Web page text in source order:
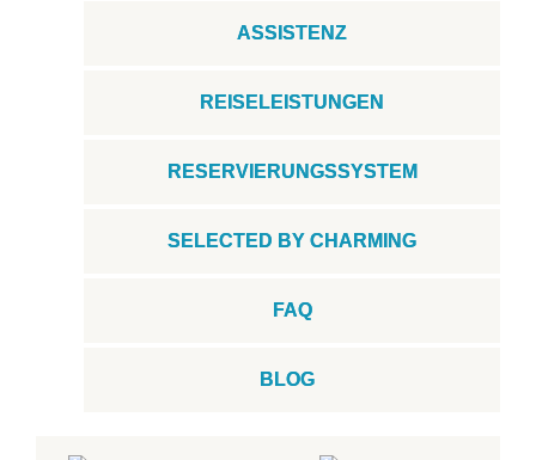
ASSISTENZ
REISELEISTUNGEN
RESERVIERUNGSSYSTEM
SELECTED BY CHARMING
FAQ
BLOG